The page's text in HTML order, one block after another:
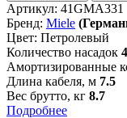
Артикул: 41GMA331
Бренд: Miele
Цвет: Петролевый
Количество насадок 4
Амортизированные
Длина кабеля, м 7.5
Вес брутто, кг 8.7
Подробнее